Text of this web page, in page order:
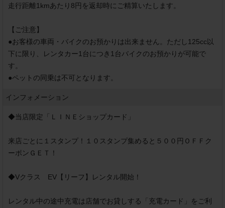
走行距離1kmあたり8円を返却時にご精算いたします。
【ご注意】
●お客様の車両・バイクのお預かりは出来ません。ただし125cc以
下に限り、レンタカー1台につき1台バイクのお預かりが可能で
す。
●ペットの同乗は不可となります。
インフォメーション
◆当店限定「ＬＩＮＥショップカード」
来店ごとに１スタンプ！１０スタンプ集めると５００円ＯＦＦク
ーポンＧＥＴ！
◆Vクラス　EV【リーフ】レンタル開始！
レンタル中の途中充電は店舗でお貸しする「充電カード」をご利